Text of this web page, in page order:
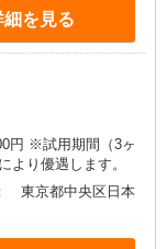
細を見る
円 ※試用期間（3ヶ
り優遇します。
東京都中央区日本